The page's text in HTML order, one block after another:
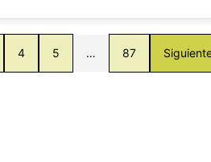
4 5 … 87